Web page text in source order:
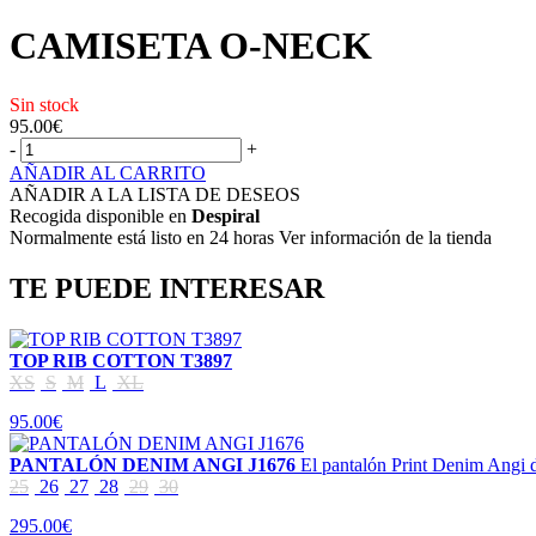
CAMISETA O-NECK
Sin stock
95.00€
-
+
AÑADIR AL CARRITO
AÑADIR A LA LISTA DE DESEOS
Recogida disponible en Despiral
Normalmente está listo en 24 horas Ver información de la tienda
TE PUEDE INTERESAR
TOP RIB COTTON T3897
XS S M L XL
95.00€
PANTALÓN DENIM ANGI J1676 El pantalón Print Denim Angi
25 26 27 28 29 30
295.00€